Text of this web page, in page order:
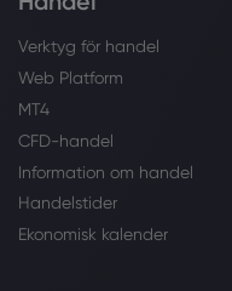
Verktyg för handel
Web Platform
MT4
CFD-handel
Information om handel
Handelstider
Ekonomisk kalender